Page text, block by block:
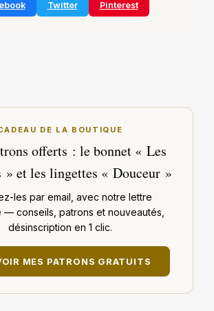
Twitter Pinterest
DE LA BOUTIQUE
offerts : le bonnet « Les
» et les lingettes « Douceur »
les par email, avec notre lettre
— conseils, patrons et nouveautés,
désinscription en 1 clic.
MES PATRONS GRATUITS